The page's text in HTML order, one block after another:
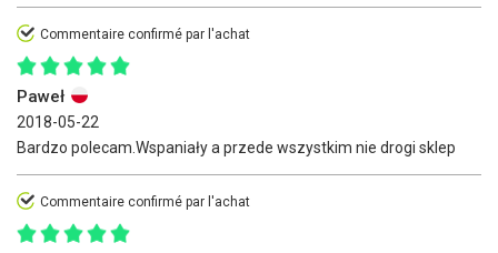
Commentaire confirmé par l'achat
Paweł
2018-05-22
Bardzo polecam.Wspaniały a przede wszystkim nie drogi sklep
Commentaire confirmé par l'achat